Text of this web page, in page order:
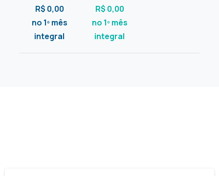
R$ 0,00
no 1º mês
integral
R$ 0,00
no 1º mês
integral